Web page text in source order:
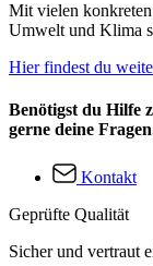
Mit vielen
Umwelt und Klima
Hier findest du
Benötigst du Hilfe
gerne deine
Kontakt
Geprüfte Qualität
Sicher und vertraut